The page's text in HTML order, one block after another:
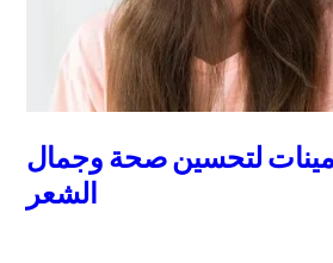
لتحسين صحة وجمال
الشعر